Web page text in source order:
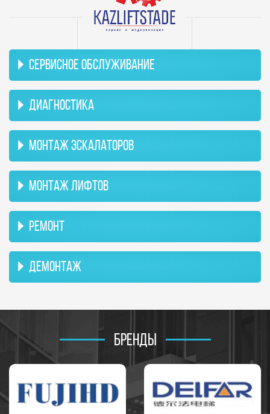
СЕРВИСНОЕ ОБСЛУЖИВАНИЕ
ДИАГНОСТИКА
МОНТАЖ ЭСКАЛАТОРОВ
МОНТАЖ ЛИФТОВ
РЕМОНТ
ДЕМОНТАЖ
БРЕНДЫ